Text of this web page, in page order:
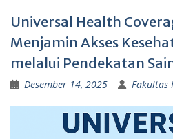
Universal Health
Menjamin Akses
melalui Pendekatan
Desember 14, 2025 Fakultas